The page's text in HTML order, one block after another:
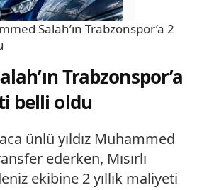
Salah’ın Trabzonspor’a 2
Trabzonspor’a
belli oldu
ünlü yıldız Muhammed
ederken, Mısırlı
ekibine 2 yıllık maliyeti